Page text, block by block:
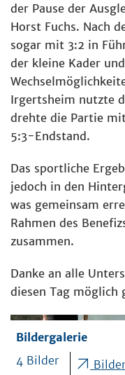
der Pause der
Horst Fuchs. Nach
sogar mit 3:2 in
der kleine Kader
Irgertsheim nutzte
drehte die Partie
5:3-Endstand.
Das sportliche
jedoch in den
was gemeinsam
Rahmen des
zusammen.
Danke an alle
diesen Tag möglich
Bildergalerie
4 Bilder